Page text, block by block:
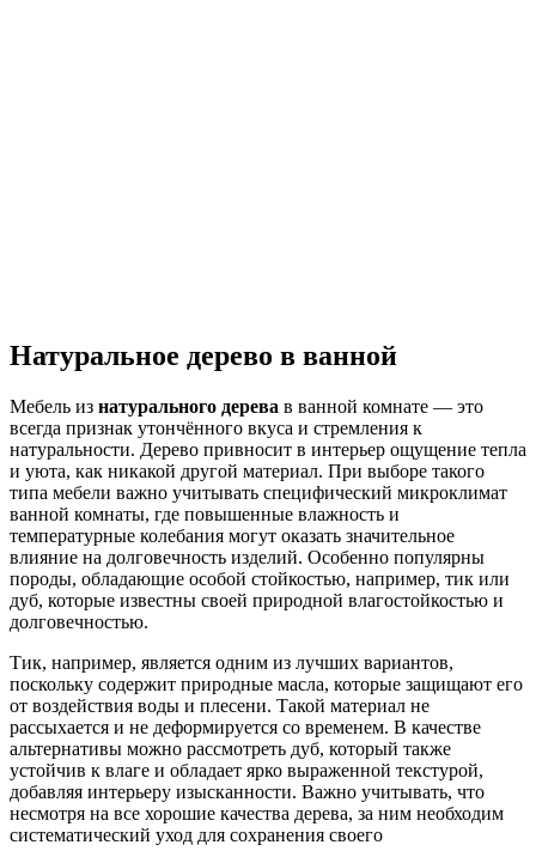
Натуральное дерево в ванной
Мебель из натурального дерева в ванной комнате — это
всегда признак утончённого вкуса и стремления к
натуральности. Дерево привносит в интерьер ощущение тепла
и уюта, как никакой другой материал. При выборе такого
типа мебели важно учитывать специфический микроклимат
ванной комнаты, где повышенные влажность и
температурные колебания могут оказать значительное
влияние на долговечность изделий. Особенно популярны
породы, обладающие особой стойкостью, например, тик или
дуб, которые известны своей природной влагостойкостью и
долговечностью.
Тик, например, является одним из лучших вариантов,
поскольку содержит природные масла, которые защищают его
от воздействия воды и плесени. Такой материал не
рассыхается и не деформируется со временем. В качестве
альтернативы можно рассмотреть дуб, который также
устойчив к влаге и обладает ярко выраженной текстурой,
добавляя интерьеру изысканности. Важно учитывать, что
несмотря на все хорошие качества дерева, за ним необходим
систематический уход для сохранения своего